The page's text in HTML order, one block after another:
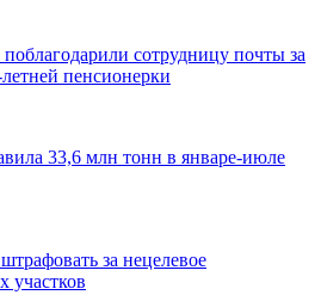
сотрудницу почты за
пенсионерки
33,6 млн тонн в январе-июле
за нецелевое
участков